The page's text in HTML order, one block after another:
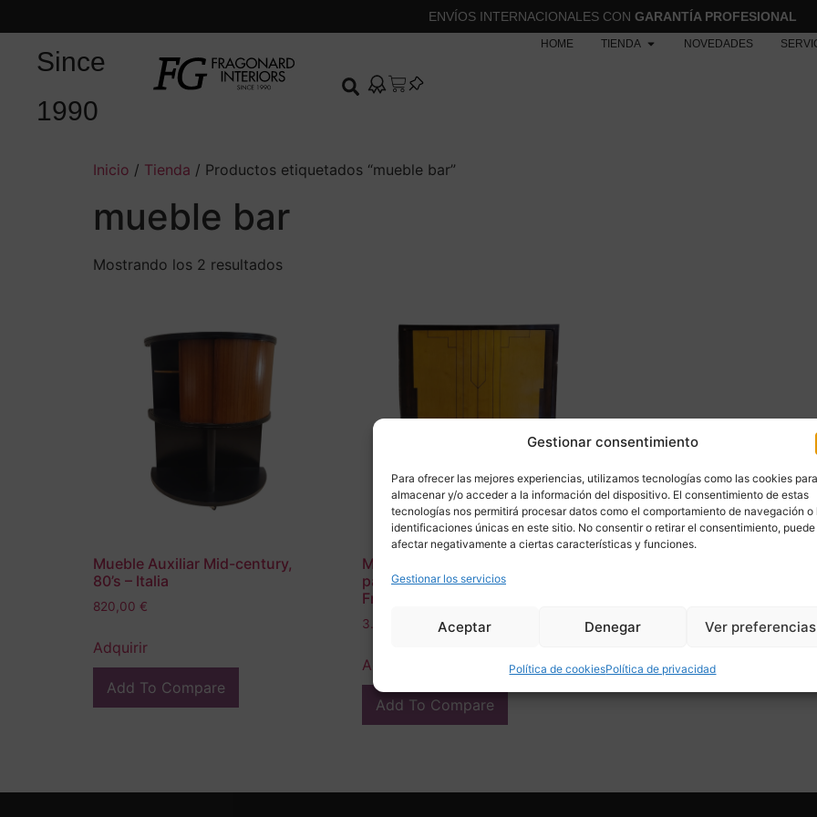
Gestionar consentimiento
Para ofrecer las mejores experiencias, utilizamos tecnologías como las cookies para
almacenar y/o acceder a la información del dispositivo. El consentimiento de estas
tecnologías nos permitirá procesar datos como el comportamiento de navegación o
identificaciones únicas en este sitio. No consentir o retirar el consentimiento, puede
afectar negativamente a ciertas características y funciones.
Gestionar los servicios
Aceptar Denegar Ver preferencias
Política de cookiesPolítica de privacidad
ENVÍOS INTERNACIONALES CON GARANTÍA PROFESIONAL
Since
1990
HOME TIENDA NOVEDADES
Inicio / Tienda / Productos etiquetados “mueble bar”
mueble bar
Mostrando los 2 resultados
Mueble Auxiliar Mid-century,
80’s – Italia
820,00 €
Adquirir
Add To Compare
Mueble bar Art Déco, madera de
palosanto y limoncillo, 40’s –
Francia
3.900,00
Adquirir
Add To Compare